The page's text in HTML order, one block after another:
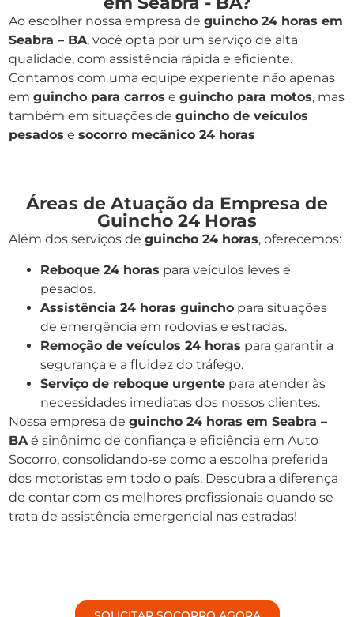
Ao escolher nossa empresa de guincho 24 horas em
Seabra – BA, você opta por um serviço de alta
qualidade, com assistência rápida e eficiente.
Contamos com uma equipe experiente não apenas
em guincho para carros e guincho para motos, mas
também em situações de guincho de veículos
pesados e socorro mecânico 24 horas
Áreas de Atuação da Empresa de
Guincho 24 Horas
Além dos serviços de guincho 24 horas, oferecemos:
Reboque 24 horas para veículos leves e
pesados.
Assistência 24 horas guincho para situações
de emergência em rodovias e estradas.
Remoção de veículos 24 horas para garantir a
segurança e a fluidez do tráfego.
Serviço de reboque urgente para atender às
necessidades imediatas dos nossos clientes.
Nossa empresa de guincho 24 horas em Seabra –
BA é sinônimo de confiança e eficiência em Auto
Socorro, consolidando-se como a escolha preferida
dos motoristas em todo o país. Descubra a diferença
de contar com os melhores profissionais quando se
trata de assistência emergencial nas estradas!